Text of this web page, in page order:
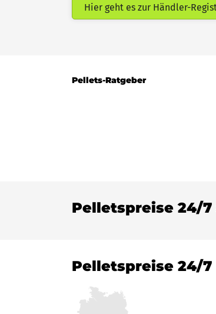
Hier geht es zur Händler-
Pellets-Ratgeber
Pelletspreise 24/
Pelletspreise 24/